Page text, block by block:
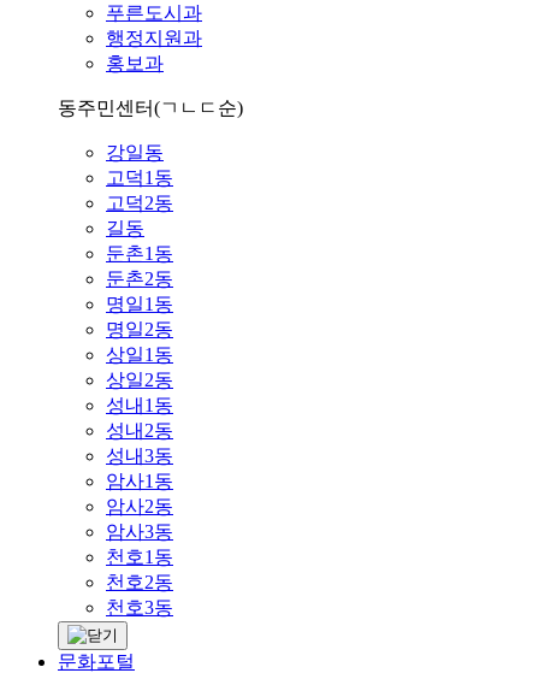
푸른도시과
행정지원과
홍보과
동주민센터(ㄱㄴㄷ순)
강일동
고덕1동
고덕2동
길동
둔촌1동
둔촌2동
명일1동
명일2동
상일1동
상일2동
성내1동
성내2동
성내3동
암사1동
암사2동
암사3동
천호1동
천호2동
천호3동
문화포털